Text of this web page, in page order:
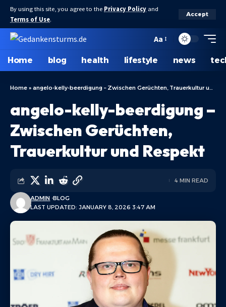
By using this site, you agree to the Privacy Policy and
Terms of Use.
Accept
Aa
Home blog health lifestyle news
Home » angelo-kelly-beerdigung – Zwischen Gerüchten, Trauerkultur und Respekt
angelo-kelly-beerdigung –
Zwischen Gerüchten,
Trauerkultur und Respekt
LAST UPDATED: JANUARY 8, 2026 3:47 AM
ADMIN BLOG
4 MIN READ